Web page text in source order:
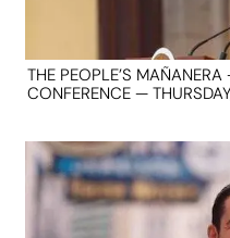
THE PEOPLE’S
CONFERENCE —